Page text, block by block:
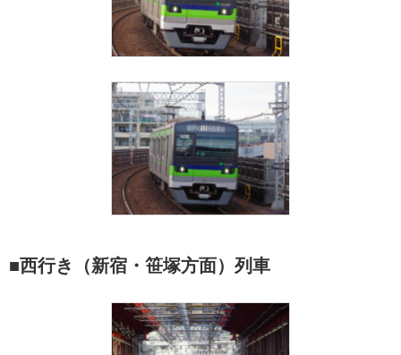
■西行き（新宿・笹塚方面）列車